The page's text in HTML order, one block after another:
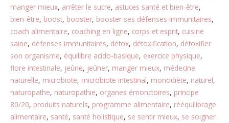
manger mieux, arrêter le sucre, astuces santé et bien-être,
bien-être, boost, booster, booster ses défenses immunitaires,
coach alimentaire, coaching en ligne, corps et esprit, cuisine
saine, défenses immunitaires, détox, détoxification, détoxifier
son organisme, équilibre acido-basique, exercice physique,
flore intestinale, jeûne, jeûner, manger mieux, médecine
naturelle, microbiote, microbiote intestinal, monodiète, naturel,
naturopathe, naturopathie, organes émonctoires, principe
80/20, produits naturels, programme alimentaire, rééquilibrage
alimentaire, santé, santé holistique, se sentir mieux, se soigner